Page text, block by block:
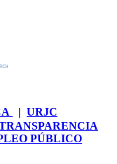
| URJC
PÚBLICO